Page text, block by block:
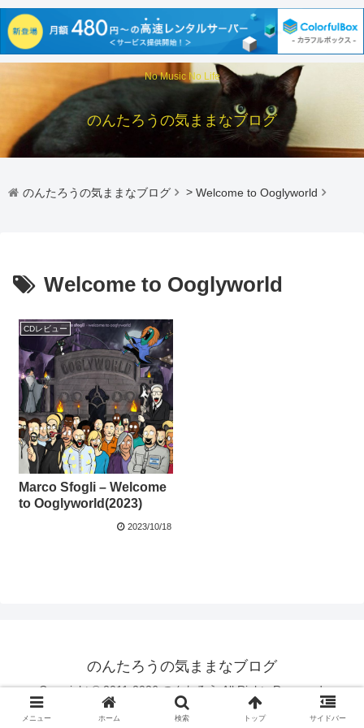
No Music No Life
のんたろうの気ままなブログ
のんたろうの気ままなブログ > Welcome to Ooglyworld
Welcome to Ooglyworld
CDレビュー
Marco Sfogli – Welcome
to Ooglyworld(2023)
2023/10/18
のんたろうの気ままなブログ
Copyright © 2011-2026 のんたろう All Rights Reserved.
メニュー ホーム 検索 トップ サイドバー